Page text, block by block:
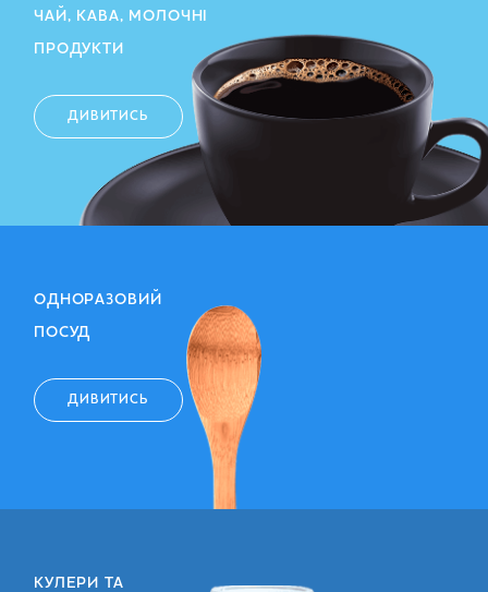
ЧАЙ, КАВА, МОЛОЧНІ
ПРОДУКТИ
ДИВИТИСЬ
ОДНОРАЗОВИЙ
ПОСУД
ДИВИТИСЬ
КУЛЕРИ ТА